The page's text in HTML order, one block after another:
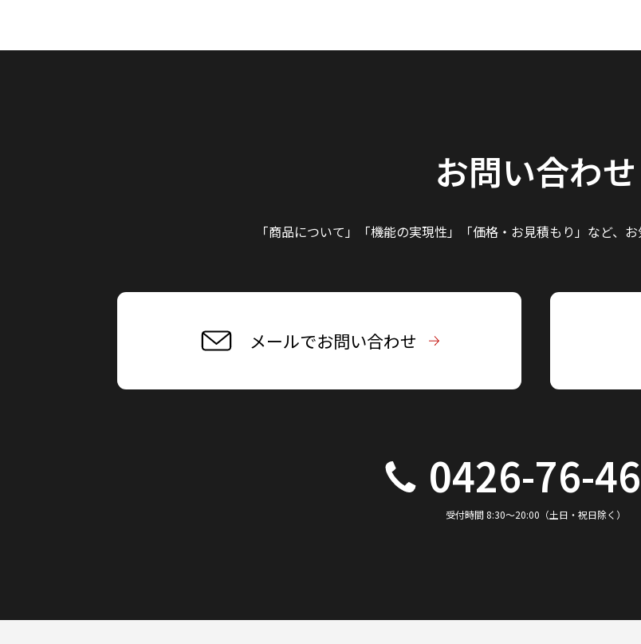
お問い合わせ
「商品について」「機能の実現性」 「価格・お見積もり」など、
メールでお問い合わせ
0426-76-
受付時間 8:30～20:00（土日・祝日除く）